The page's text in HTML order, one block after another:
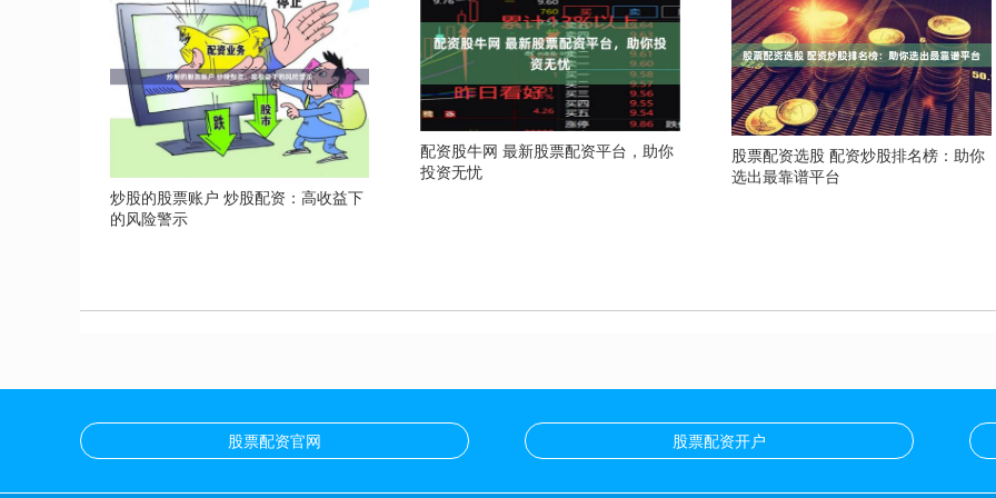
炒股的股票账户 炒股配资：高收益下
的风险警示
配资股牛网 最新股票配资平台，助你
投资无忧
股票配资选股 配资炒股排名榜：助你
选出最靠谱平台
股票配资官网 股票配资开户